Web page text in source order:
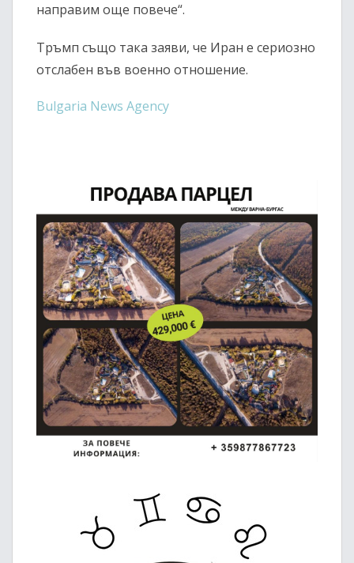
направим още повече“.
Тръмп също така заяви, че Иран е сериозно
отслабен във военно отношение.
Bulgaria News Agency